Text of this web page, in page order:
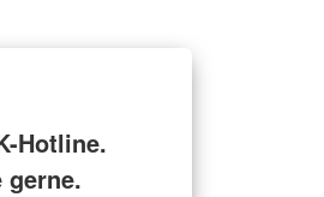
Hotline.
gerne.